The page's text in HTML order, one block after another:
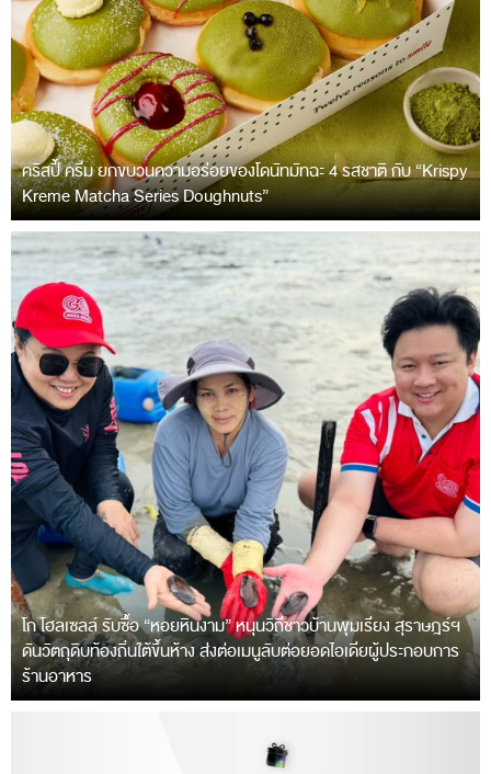
คริสปี้ ครีม ยกขบวนความอร่อยของโดนัทมัทฉะ 4 รสชาติ กับ “Krispy
Kreme Matcha Series Doughnuts”
โก โฮลเซลล์ รับซื้อ “หอยหินงาม” หนุนวิถีชาวบ้านพุมเรียง สุราษฎร์ฯ
ดันวัตถุดิบท้องถิ่นใต้ขึ้นห้าง ส่งต่อเมนูลับต่อยอดไอเดียผู้ประกอบการ
ร้านอาหาร